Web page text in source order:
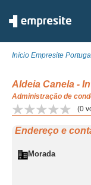
Início Empresite
Aldeia Canela -
Administração de
(0
Endereço e
Morada